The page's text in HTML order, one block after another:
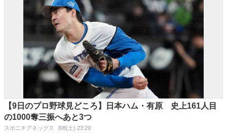
【9日のプロ野球見どころ】日本ハム・有原 史上161人目
の1000奪三振へあと3つ
スポニチアネックス 8/8(土) 23:29